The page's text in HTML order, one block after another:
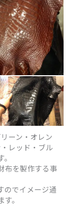
ーン・オレン
レッド・ブル
布を製作する事
のでイメージ通
。